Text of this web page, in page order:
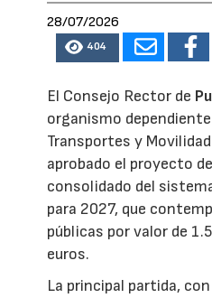
28/07/2026
404
El Consejo Rector de
organismo
Transportes y
aprobado el proyecto
consolidado del
para 2027, que
públicas por valor de
euros.
La principal partida,